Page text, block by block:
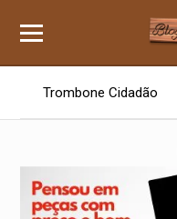
Trombone Cidadão